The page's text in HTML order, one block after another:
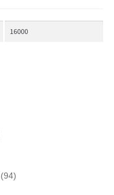
(94)